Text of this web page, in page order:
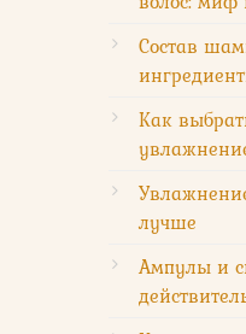
Состав
Как
лучше
Ампулы и